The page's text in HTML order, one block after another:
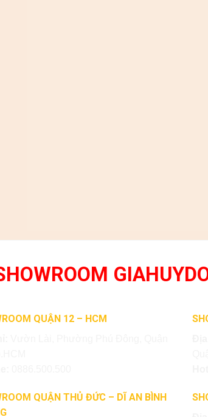
QUẬN 12 – HCM
QUẬN THỦ ĐỨC – DĨ AN BÌNH